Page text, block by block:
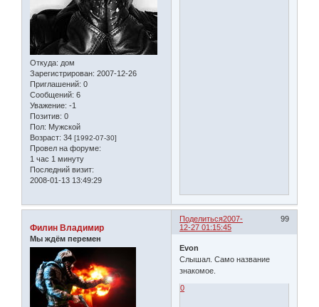
Откуда: дом
Зарегистрирован: 2007-12-26
Приглашений: 0
Сообщений: 6
Уважение: -1
Позитив: 0
Пол: Мужской
Возраст: 34 [1992-07-30]
Провел на форуме:
1 час 1 минуту
Последний визит:
2008-01-13 13:49:29
Поделиться 99
2007-
12-27 01:15:45
Филин Владимир
Мы ждём перемен
Evon
Слышал. Само название
знакомое.
0